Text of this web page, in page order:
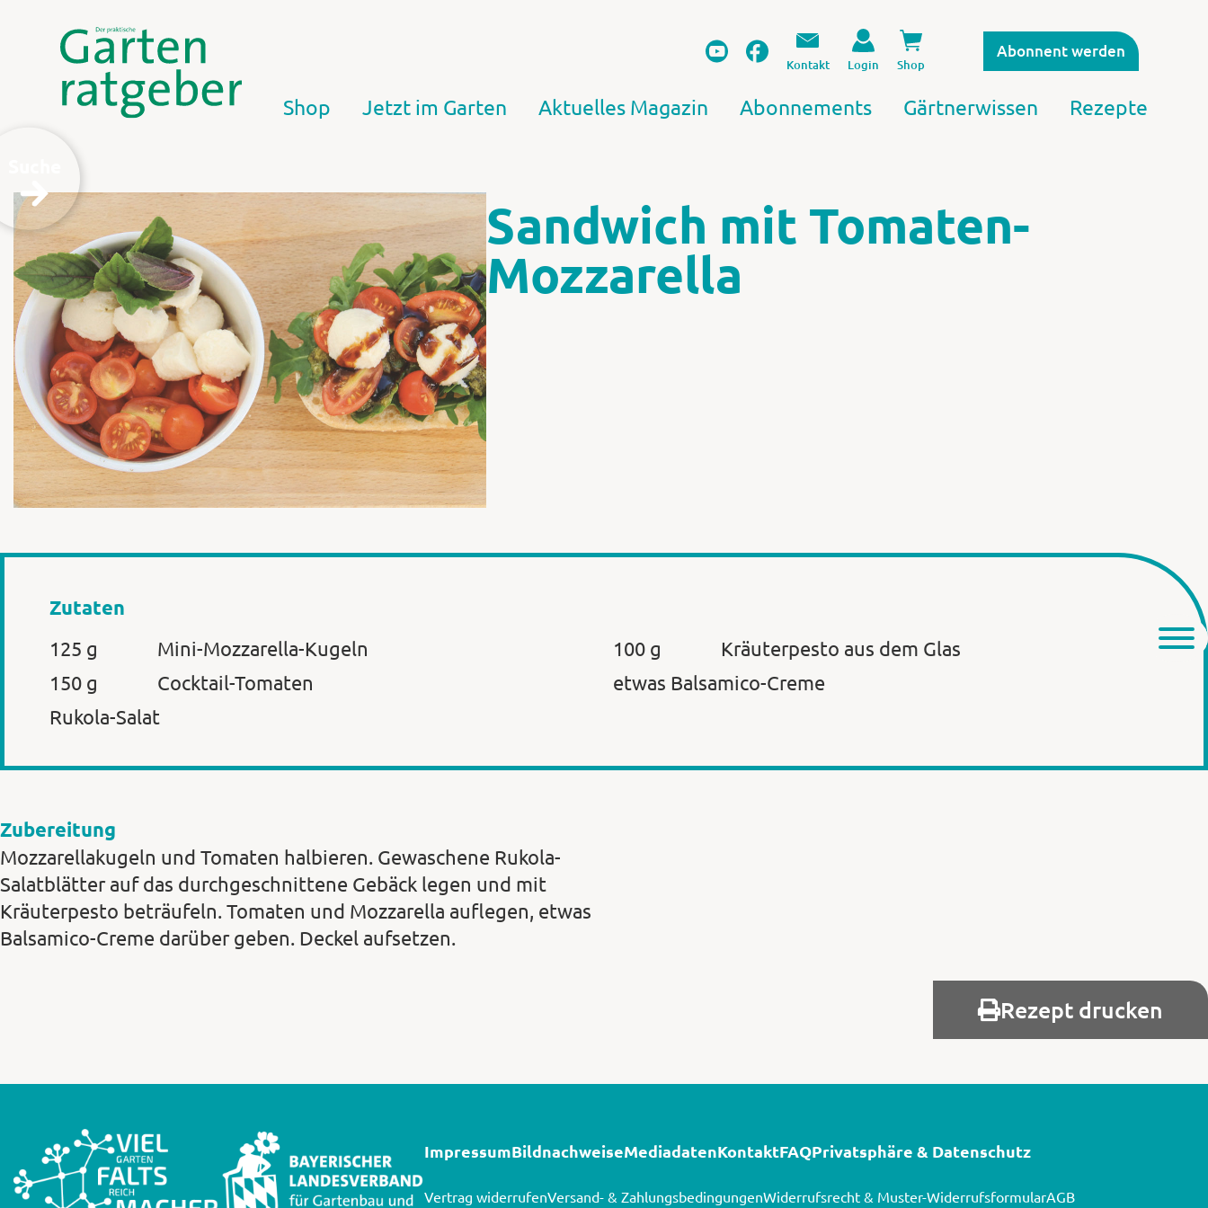
Kontakt Login Shop
Abonnent werden
Shop Jetzt im Garten Aktuelles Magazin Abonnements Gärtnerwissen Rezepte
Sandwich mit Tomaten-
Mozzarella
Zutaten
125 g
Mini-Mozzarella-Kugeln
150 g
Cocktail-Tomaten
Rukola-Salat
100 g
Kräuterpesto aus dem Glas
etwas Balsamico-Creme
Zubereitung
Mozzarellakugeln und Tomaten halbieren. Gewaschene Rukola-
Salatblätter auf das durchgeschnittene Gebäck legen und mit
Kräuterpesto beträufeln. Tomaten und Mozzarella auflegen, etwas
Balsamico-Creme darüber geben. Deckel aufsetzen.
Rezept drucken
ImpressumBildnachweiseMediadatenKontaktFAQPrivatsphäre & Datenschutz
Vertrag widerrufenVersand- & ZahlungsbedingungenWiderrufsrecht & Muster-WiderrufsformularAGB